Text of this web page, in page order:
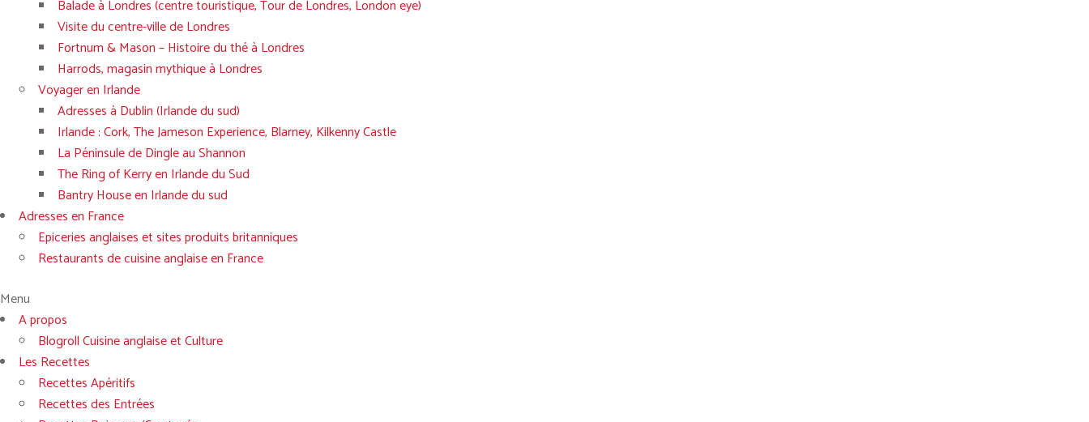
Balade à Londres (centre touristique, Tour de Londres, London eye)
Visite du centre-ville de Londres
Fortnum & Mason – Histoire du thé à Londres
Harrods, magasin mythique à Londres
Voyager en Irlande
Adresses à Dublin (Irlande du sud)
Irlande : Cork, The Jameson Experience, Blarney, Kilkenny Castle
La Péninsule de Dingle au Shannon
The Ring of Kerry en Irlande du Sud
Bantry House en Irlande du sud
Adresses en France
Epiceries anglaises et sites produits britanniques
Restaurants de cuisine anglaise en France
Menu
A propos
Blogroll Cuisine anglaise et Culture
Les Recettes
Recettes Apéritifs
Recettes des Entrées